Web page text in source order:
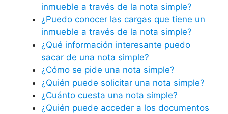
inmueble a través de la nota simple?
¿Puedo conocer las cargas que tiene un
inmueble a través de la nota simple?
¿Qué información interesante puedo
sacar de una nota simple?
¿Cómo se pide una nota simple?
¿Quién puede solicitar una nota simple?
¿Cuánto cuesta una nota simple?
¿Quién puede acceder a los documentos